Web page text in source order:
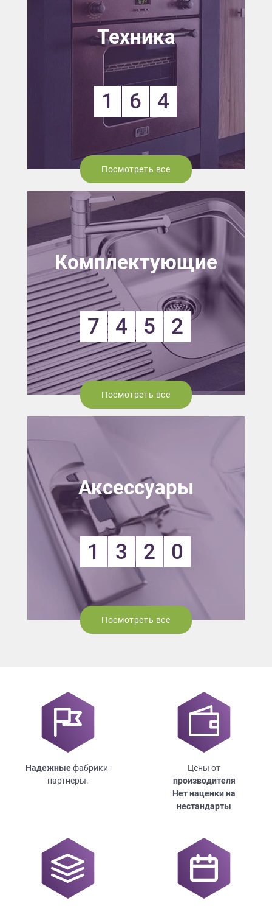
Техника
1 6 4
Посмотреть все
Комплектующие
7 4 5 2
Посмотреть все
Аксессуары
1 3 2 0
Посмотреть все
Надежныефабрики-
партнеры.
Цены от
производителя
Нет наценки на
нестандарты